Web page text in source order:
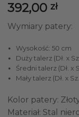
392,00 zł
Wymiary patery:
Wysokość: 50 cm
Duży talerz (Dł. x
Średni talerz (Dł. x
Mały talerz (Dł. x
Kolor patery:
Materiał: Stal